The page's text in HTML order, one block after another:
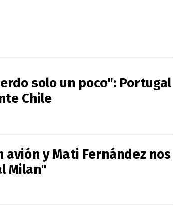
solo un poco": Portugal
Chile
avión y Mati Fernández nos
Milan"